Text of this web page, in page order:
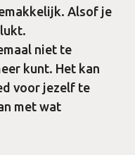
Alsof je
niet te
kunt. Het kan
voor jezelf te
met wat